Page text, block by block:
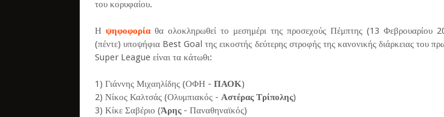
του κορυφαίου.
Ηψηφοφορίαθα ολοκληρωθεί το μεσημέρι της προσεχούς Πέμπτης (13 Φεβρουαρίου
(πέντε) υποψήφια Best Goal της εικοστής δεύτερης στροφής της κανονικής διάρκειας του
Super League είναι τα κάτωθι:
1) Γιάννης Μιχαηλίδης (ΟΦΗ - ΠΑΟΚ)
2) Νίκος Καλτσάς (Ολυμπιακός - Αστέρας Τρίπολης)
3) Κίκε Σαβέριο (Άρης- Παναθηναϊκός)